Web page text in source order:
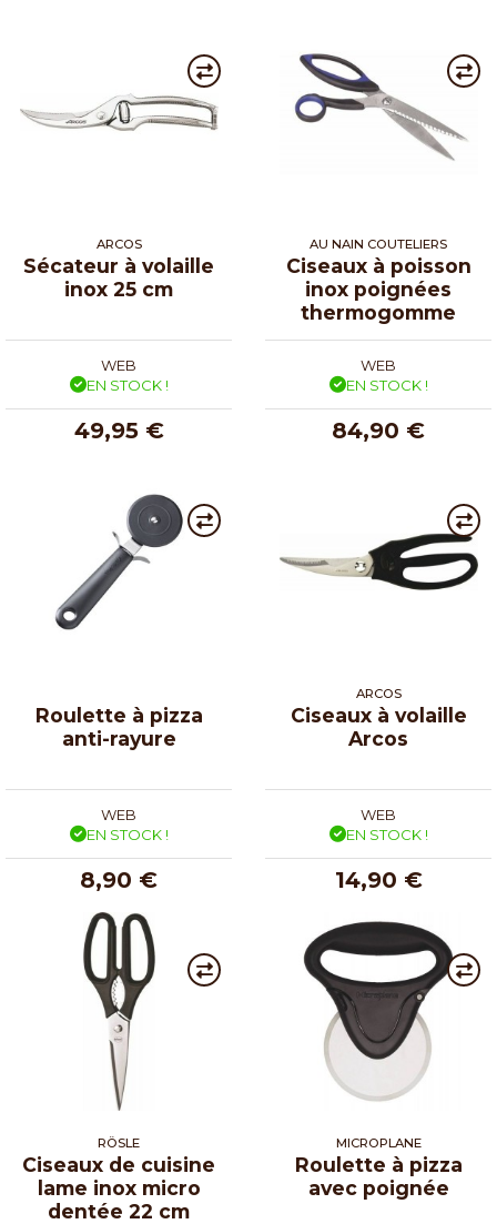
ARCOS
Sécateur à volaille
inox 25 cm
WEB
EN STOCK !
49,95 €
AU NAIN COUTELIERS
Ciseaux à poisson
inox poignées
thermogomme
WEB
EN STOCK !
84,90 €
Roulette à pizza
anti-rayure
WEB
EN STOCK !
8,90 €
ARCOS
Ciseaux à volaille
Arcos
WEB
EN STOCK !
14,90 €
RÖSLE
Ciseaux de cuisine
lame inox micro
dentée 22 cm
MICROPLANE
Roulette à pizza
avec poignée